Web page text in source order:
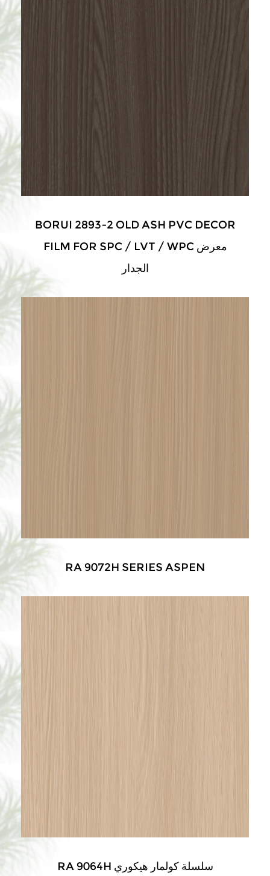
BORUI 2893-2 OLD ASH PVC DECOR
FILM FOR SPC / LVT / WPC معرض
الجدار
RA 9072H SERIES ASPEN
RA 9064H سلسلة كولمار هيكوري